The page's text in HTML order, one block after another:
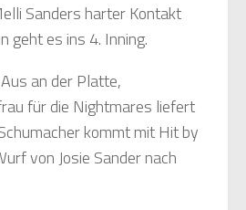
Sanders harter Kontakt
geht es ins 4. Inning.
an der Platte,
für die Nightmares liefert
kommt mit Hit by
von Josie Sander nach